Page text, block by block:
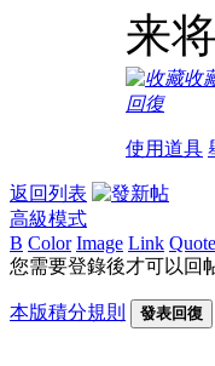
来
收
回復
使用道具
返回列表
高級模式
B Color Image Link Quote
您需要登錄後才可以回
本版積分規則 發表回復